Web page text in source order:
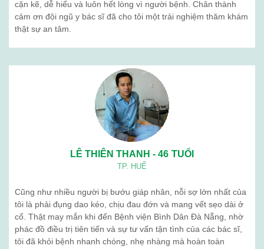
cặn kẽ, dễ hiểu và luôn hết lòng vì người bệnh. Chân thành
cảm ơn đội ngũ y bác sĩ đã cho tôi một trải nghiệm thăm khám
thật sự an tâm.
LÊ THIÊN THANH - 46 TUỔI
TP. HUẾ
Cũng như nhiều người bị bướu giáp nhân, nỗi sợ lớn nhất của
tôi là phải đụng dao kéo, chịu đau đớn và mang vết sẹo dài ở
cổ. Thật may mắn khi đến Bệnh viện Bình Dân Đà Nẵng, nhờ
phác đồ điều trị tiên tiến và sự tư vấn tận tình của các bác sĩ,
tôi đã khỏi bệnh nhanh chóng, nhẹ nhàng mà hoàn toàn